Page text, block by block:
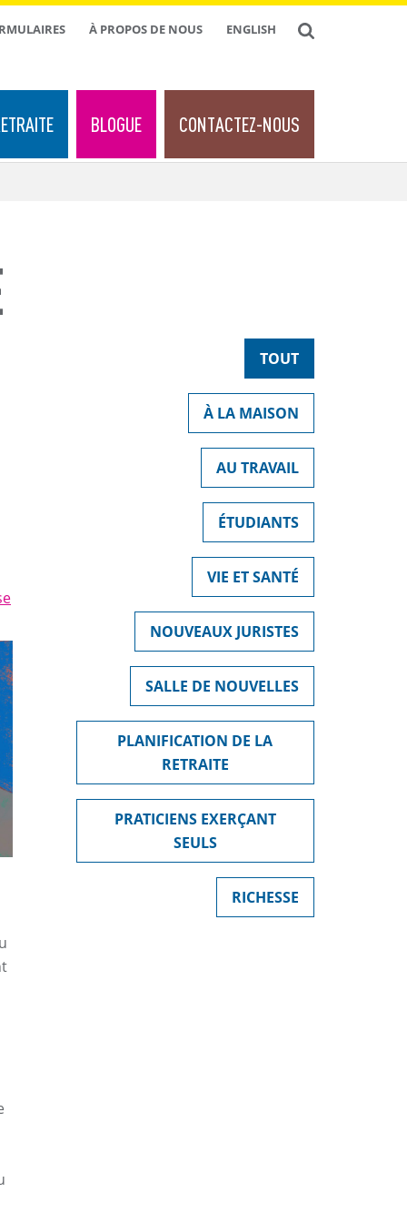
À PROPOS DE NOUS ENGLISH
BLOGUE CONTACTEZ-NOUS
TOUT
À LA MAISON
AU TRAVAIL
ÉTUDIANTS
VIE ET SANTÉ
NOUVEAUX JURISTES
SALLE DE NOUVELLES
PLANIFICATION DE LA
RETRAITE
PRATICIENS EXERÇANT
SEULS
RICHESSE